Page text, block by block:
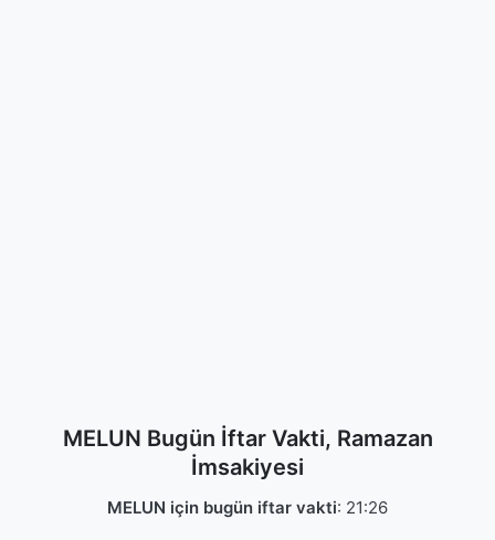
MELUN Bugün İftar Vakti, Ramazan
İmsakiyesi
MELUN için bugün iftar vakti: 21:26